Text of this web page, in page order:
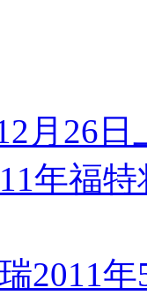
月26
年福
2011